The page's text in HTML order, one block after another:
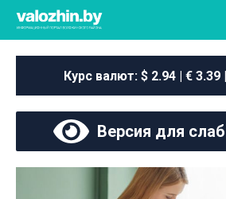
Курс валют: $ 2.94 | € 3.39
Версия для